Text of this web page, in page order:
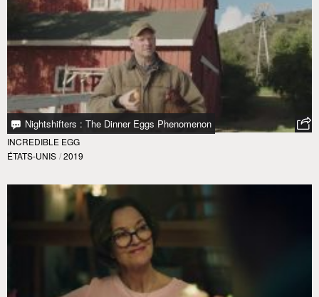
Nightshifters : The Dinner Eggs Phenomenon
INCREDIBLE EGG
ÉTATS-UNIS / 2019